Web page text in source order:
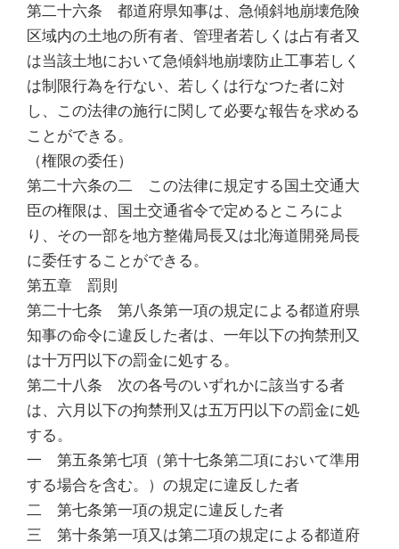
第二十六条 都道府県知事は、急傾斜地崩壊危険
区域内の土地の所有者、管理者若しくは占有者又
は当該土地において急傾斜地崩壊防止工事若しく
は制限行為を行ない、若しくは行なつた者に対
し、この法律の施行に関して必要な報告を求める
ことができる。
（権限の委任）
第二十六条の二 この法律に規定する国土交通大
臣の権限は、国土交通省令で定めるところによ
り、その一部を地方整備局長又は北海道開発局長
に委任することができる。
第五章 罰則
第二十七条 第八条第一項の規定による都道府県
知事の命令に違反した者は、一年以下の拘禁刑又
は十万円以下の罰金に処する。
第二十八条 次の各号のいずれかに該当する者
は、六月以下の拘禁刑又は五万円以下の罰金に処
する。
一 第五条第七項（第十七条第二項において準用
する場合を含む。）の規定に違反した者
二 第七条第一項の規定に違反した者
三 第十条第一項又は第二項の規定による都道府